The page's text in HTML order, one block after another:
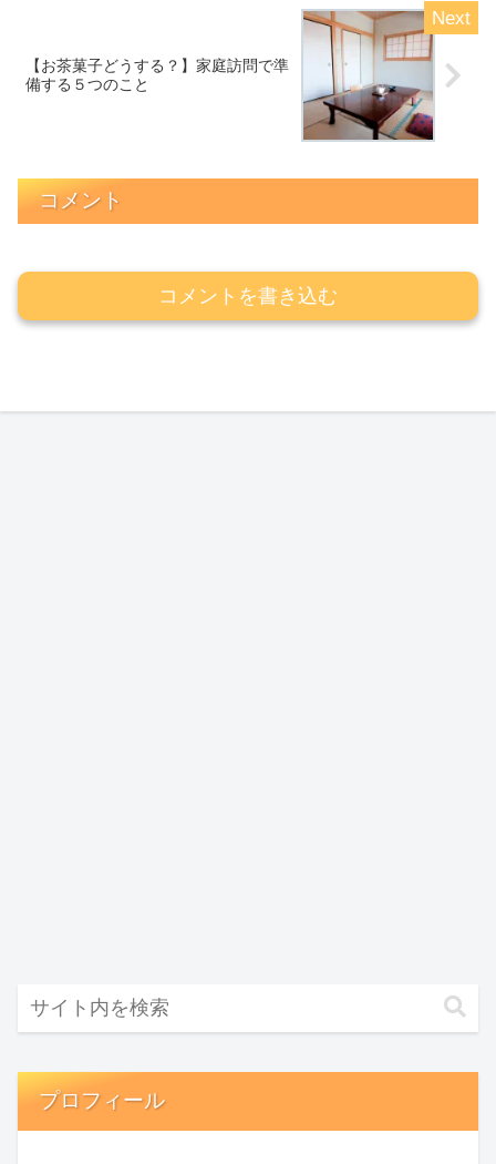
【お茶菓子どうする？】家庭訪問で準
備する５つのこと
コメント
コメントを書き込む
プロフィール